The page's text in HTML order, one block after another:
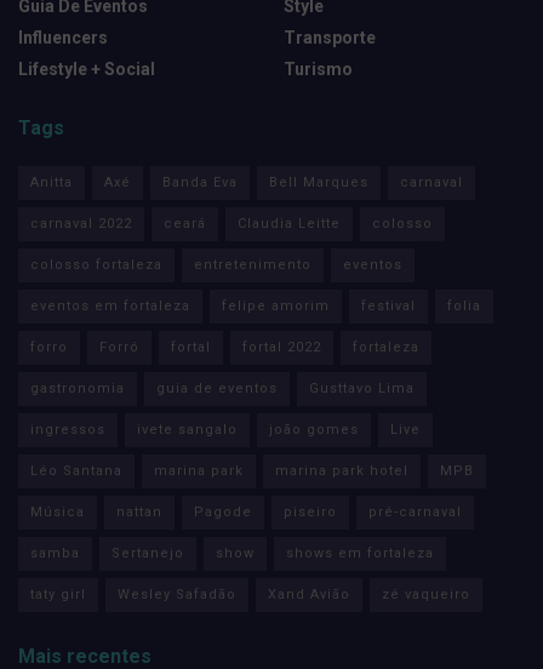
Guia De Eventos
Influencers
Lifestyle + Social
Style
Transporte
Turismo
Tags
Anitta Axé Banda Eva Bell Marques carnaval
carnaval 2022 ceará Claudia Leitte colosso
colosso fortaleza entretenimento eventos
eventos em fortaleza felipe amorim festival folia
forro Forró fortal fortal 2022 fortaleza
gastronomia guia de eventos Gusttavo Lima
ingressos ivete sangalo joão gomes Live
Léo Santana marina park marina park hotel MPB
Música nattan Pagode piseiro pré-carnaval
samba Sertanejo show shows em fortaleza
taty girl Wesley Safadão Xand Avião zé vaqueiro
Mais recentes